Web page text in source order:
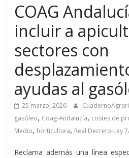
COAG
incluir a
sectores con
ayudas al
25 marzo, 2026
gasóleo, Coag-Andalucía, costes de
Medio, horticultura, Real Decreto-Ley
Reclama además una línea